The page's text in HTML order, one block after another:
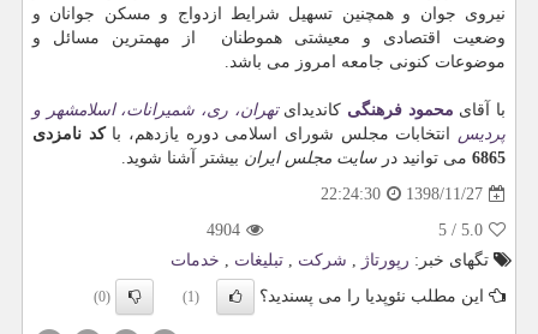
نیروی جوان و همچنین تسهیل شرایط ازدواج و مسکن جوانان و
وضعیت اقتصادی و معیشتی هموطنان از مهمترین مسائل و
موضوعات کنونی جامعه امروز می باشد.
با آقای محمود فرهنگی کاندیدایتهران، ری، شمیرانات، اسلامشهر و
پردیس انتخابات مجلس شورای اسلامی دوره یازدهم، باکد نامزدی
6865 می توانید در سایت مجلس ایران بیشتر آشنا شوید.
1398/11/27
22:24:30
5.0
/
5
4904
تگهای خبر: رپورتاژ , شركت , تبلیغات , خدمات
این مطلب نئوپدیا را می پسندید؟
(1)
(0)